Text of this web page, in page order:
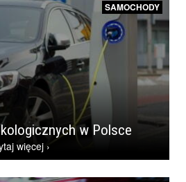
SAMOCHODY
w Polsce
więcej ›